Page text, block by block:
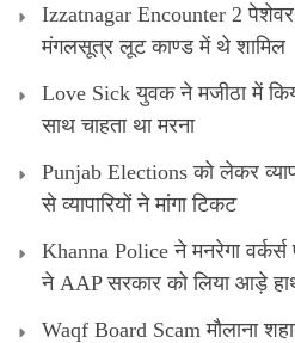
Izzatnagar Encounter 2
मंगलसूत्र लूट काण्‍ड में थे शामिल
Love Sick युवक ने मजीठा में
साथ चाहता था मरना
Punjab Elections को लेकर
से व्यापारियों ने मांगा टिकट
Khanna Police ने मनरेगा वर्कर्स
ने AAP सरकार को लिया आड़े
Waqf Board Scam मौलाना